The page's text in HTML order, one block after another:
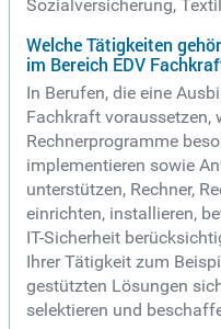
Sozialversicherung,
Welche Tätigkeiten
im Bereich EDV
In Berufen, die eine
Fachkraft voraussetzen,
Rechnerprogramme
implementieren sowie
unterstützen, Rechner,
einrichten, installieren,
IT-Sicherheit
Ihrer Tätigkeit zum
gestützten Lösungen
selektieren und